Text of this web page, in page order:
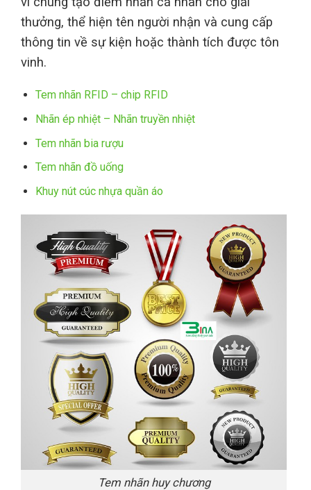
thưởng, thể hiện tên người nhận và cung cấp
thông tin về sự kiện hoặc thành tích được tôn
vinh.
Tem nhãn RFID – chip RFID
Nhãn ép nhiệt – Nhãn truyền nhiệt
Tem nhãn bia rượu
Tem nhãn đồ uống
Khuy nút cúc nhựa quần áo
Tem nhãn huy chương